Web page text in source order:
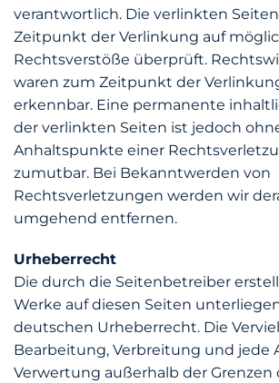
verantwortlich. Die verlinkten
Zeitpunkt der Verlinkung auf
Rechtsverstöße überprüft.
waren zum Zeitpunkt der
erkennbar. Eine permanente
der verlinkten Seiten ist jedoch
Anhaltspunkte einer
zumutbar. Bei Bekanntwerden von
Rechtsverletzungen werden wir
umgehend entfernen.
Urheberrecht
Die durch die Seitenbetreiber
Werke auf diesen Seiten
deutschen Urheberrecht. Die
Bearbeitung, Verbreitung und jede
Verwertung außerhalb der Grenzen